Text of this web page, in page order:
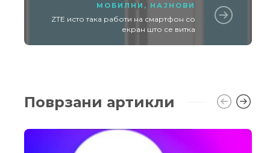
МОБИЛНИ , НАЈНОВИ
ZTE исто така работи на смартфон со
екран што се витка
Поврзани артикли